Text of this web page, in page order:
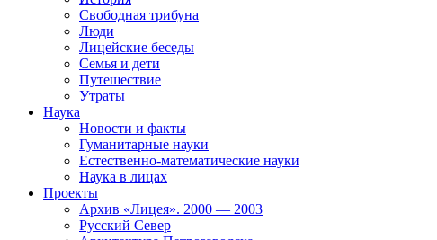
Свободная трибуна
Люди
Лицейские беседы
Семья и дети
Путешествие
Утраты
Наука
Новости и факты
Гуманитарные науки
Естественно-математические науки
Наука в лицах
Проекты
Архив «Лицея». 2000 — 2003
Русский Север